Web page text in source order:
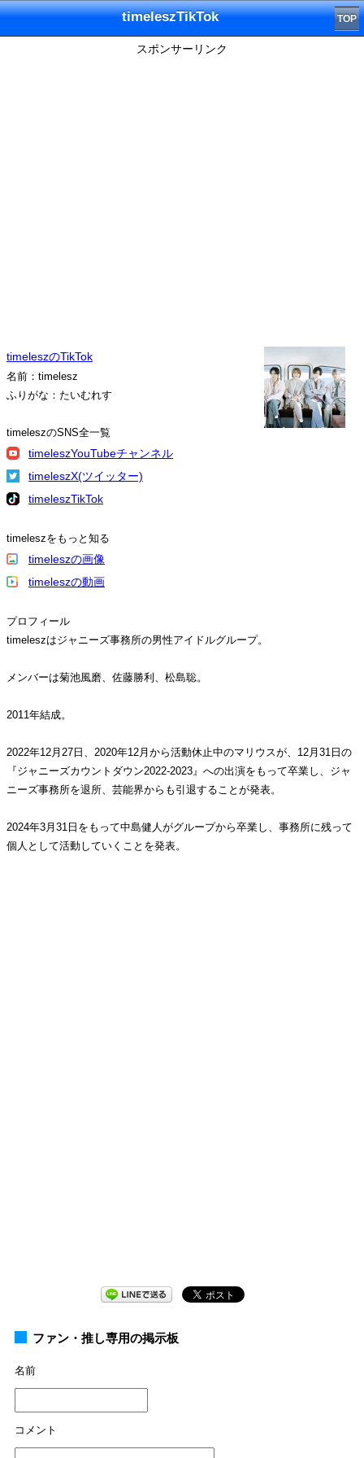
timeleszTikTok TOP
スポンサーリンク
timeleszのTikTok
名前：timelesz
ふりがな：たいむれす
timeleszのSNS全一覧
timeleszYouTubeチャンネル
timeleszX(ツイッター)
timeleszTikTok
timeleszをもっと知る
timeleszの画像
timeleszの動画
プロフィール
timeleszはジャニーズ事務所の男性アイドルグループ。
メンバーは菊池風磨、佐藤勝利、松島聡。
2011年結成。
2022年12月27日、2020年12月から活動休止中のマリウスが、12月31日の
『ジャニーズカウントダウン2022-2023』への出演をもって卒業し、ジャ
ニーズ事務所を退所、芸能界からも引退することが発表。
2024年3月31日をもって中島健人がグループから卒業し、事務所に残って
個人として活動していくことを発表。
ファン・推し専用の掲示板
名前
コメント